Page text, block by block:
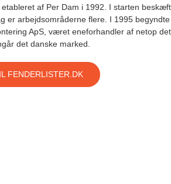
af Per Dam i 1992. I starten
er arbejdsområderne flere. I 1995
ApS, været eneforhandler af netop
det danske marked.
FENDERLISTER.DK